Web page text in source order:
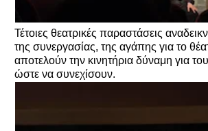
Τέτοιες θεατρικές παραστάσεις
της συνεργασίας, της αγάπης για το
αποτελούν την κινητήρια δύναμη για
ώστε να συνεχίσουν.